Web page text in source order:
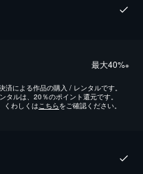
最⼤40%※
による作品の購入 / レンタルです。
ルは、20％のポイント還元です。
くわしくはこちらをご確認ください。